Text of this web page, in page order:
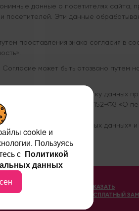
данные о посетителях сайта,
Эти данные
проставления знака согласия в
может быть отозвано путем
продолжать обработку данных
закона от 27.07.2006 № 152-ФЗ «О
№ 152-ФЗ «О персональных данных»
понятны.
ЗАКАЗАТЬ
БЕСПЛАТНЫЙ
cookie и
Пользуясь
с Политикой
данных